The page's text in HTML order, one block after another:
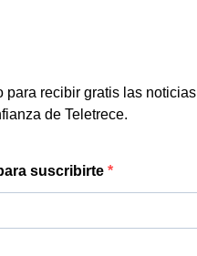
para recibir gratis las noticias
de Teletrece.
suscribirte